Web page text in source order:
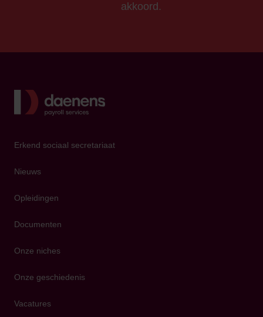
akkoord.
Terug
Erkend sociaal secretariaat
Nieuws
Opleidingen
Documenten
Onze niches
Onze geschiedenis
Vacatures